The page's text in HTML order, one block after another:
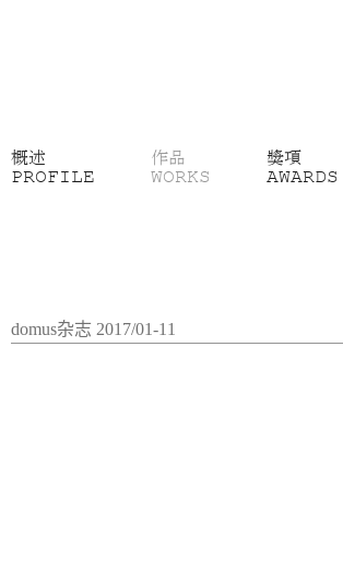
概述
PROFILE
作品
WORKS
獎項
AWARDS
domus杂志 2017/01-11